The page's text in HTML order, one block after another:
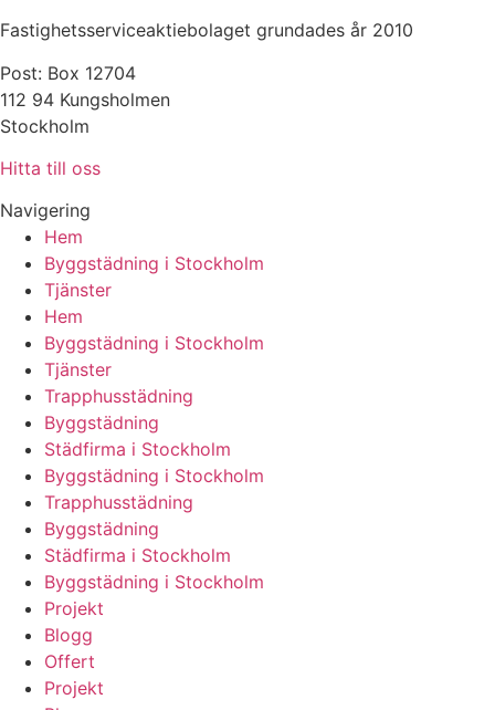
Fastighetsserviceaktiebolaget grundades år 2010
Post: Box 12704
112 94 Kungsholmen
Stockholm
Hitta till oss
Navigering
Hem
Byggstädning i Stockholm
Tjänster
Hem
Byggstädning i Stockholm
Tjänster
Trapphusstädning
Byggstädning
Städfirma i Stockholm
Byggstädning i Stockholm
Trapphusstädning
Byggstädning
Städfirma i Stockholm
Byggstädning i Stockholm
Projekt
Blogg
Offert
Projekt